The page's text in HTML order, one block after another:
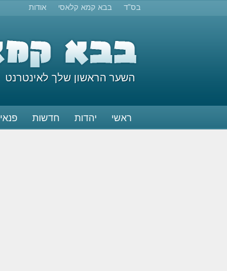
בס"ד בבא קמא קלאסי אודות
השער הראשון שלך לאינטרנט
ראשי יהדות חדשות פנאי